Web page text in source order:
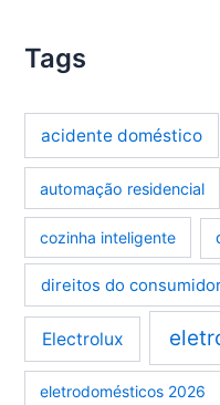
Tags
acidente doméstico
automação residencial
cozinha inteligente
direitos do
Electrolux
eletrodomésticos 2026